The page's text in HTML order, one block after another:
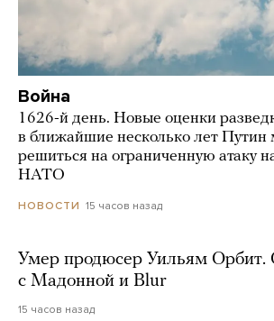
Война
1626-й день. Новые оценки
в ближайшие несколько лет Путин
решиться на ограниченную атаку
НАТО
НОВОСТИ 15 часов назад
Умер продюсер Уильям Орбит.
с Мадонной и Blur
15 часов назад